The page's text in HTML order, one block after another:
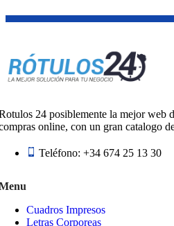
24 posiblemente la mejor web
online, con un gran catalogo
Teléfono: +34 674 25 13 30
Cuadros Impresos
Letras Corporeas